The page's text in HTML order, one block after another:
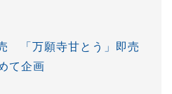
「万願寺甘とう」即売
て企画